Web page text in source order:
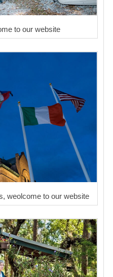
to our website
weolcome to our website